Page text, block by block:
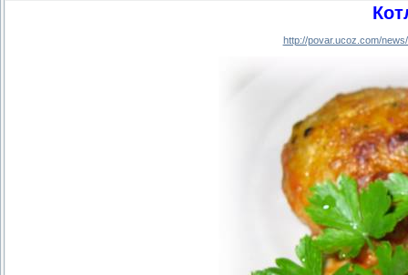
http://povar.ucoz.com/